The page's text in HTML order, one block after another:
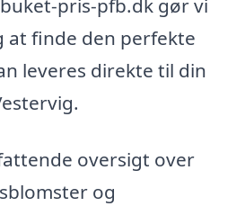
at finde den perfekte
leveres direkte til din
oversigt over
og